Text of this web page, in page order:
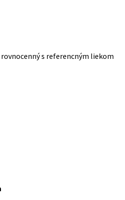
s referencným liekom